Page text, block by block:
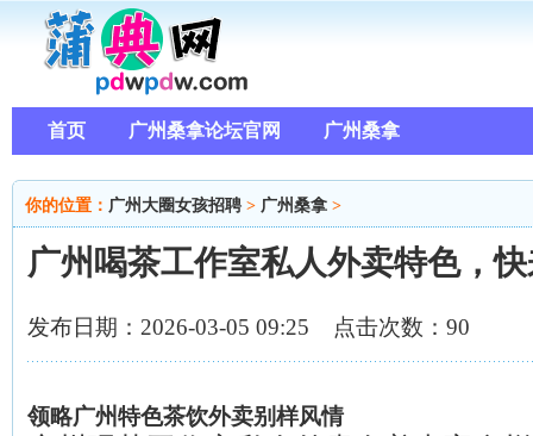
首页 广州桑拿论坛官网 广州桑拿
你的位置： 广州大圈女孩招聘 > 广州桑拿 >
广州喝茶工作室私人外卖特色，
发布日期：2026-03-05 09:25 点击次数：90
领略广州特色茶饮外卖别样风情